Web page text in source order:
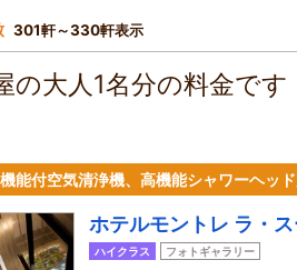
301軒～330軒表示
の大人1名分の料金で
能付空気清浄機、高機能シャワーヘッ
ホテルモントレ ラ・
ハイクラス フォトギャラリー